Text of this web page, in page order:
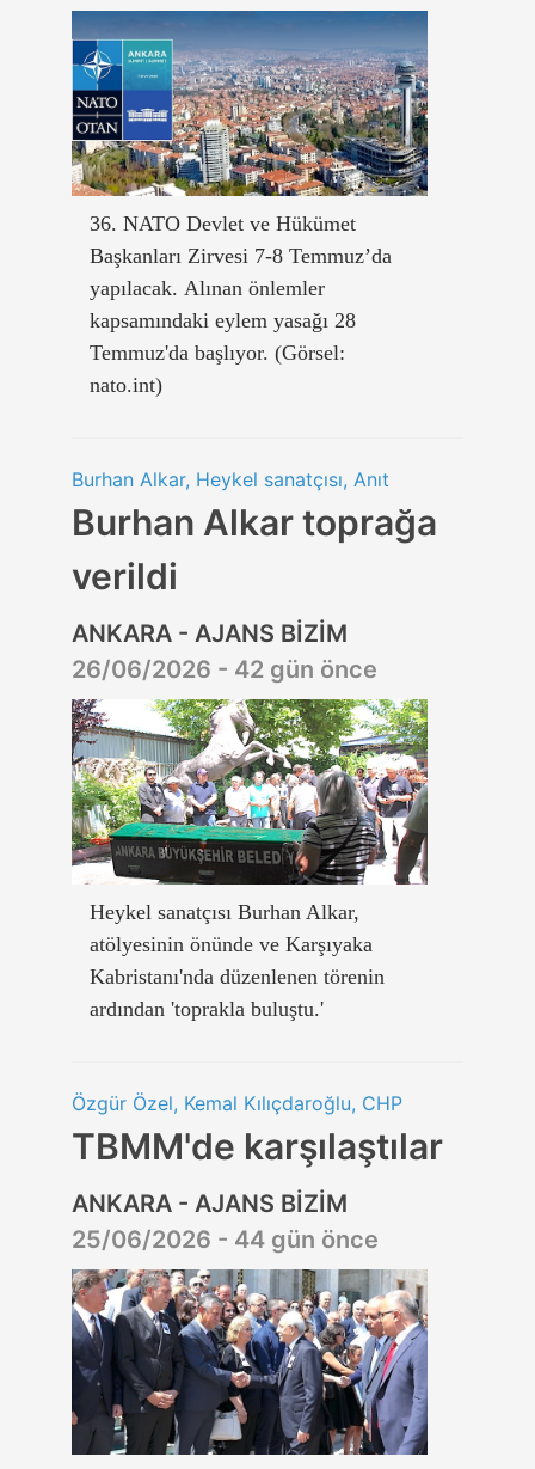
36. NATO Devlet ve Hükümet
Başkanları Zirvesi 7-8 Temmuz’da
yapılacak. Alınan önlemler
kapsamındaki eylem yasağı 28
Temmuz'da başlıyor. (Görsel:
nato.int)
Burhan Alkar, Heykel sanatçısı, Anıt
Burhan Alkar toprağa
verildi
ANKARA - AJANS BİZİM
26/06/2026 - 42 gün önce
Heykel sanatçısı Burhan Alkar,
atölyesinin önünde ve Karşıyaka
Kabristanı'nda düzenlenen törenin
ardından 'toprakla buluştu.'
Özgür Özel, Kemal Kılıçdaroğlu, CHP
TBMM'de karşılaştılar
ANKARA - AJANS BİZİM
25/06/2026 - 44 gün önce